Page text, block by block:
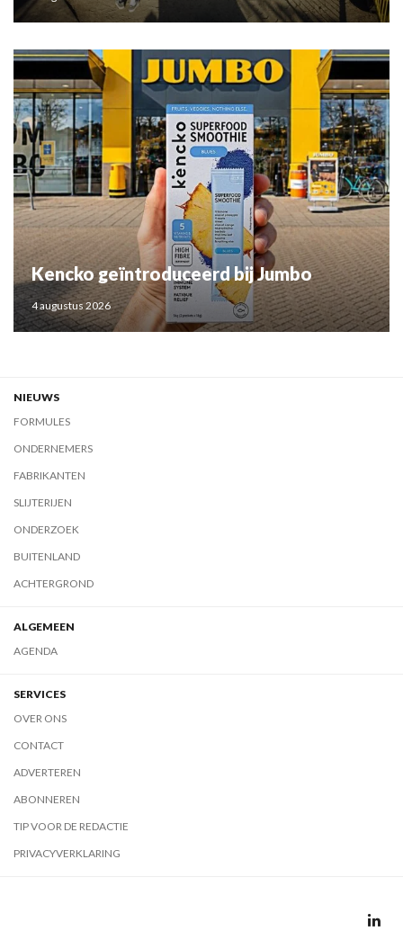
Kencko geïntroduceerd bij Jumbo
4 augustus 2026
NIEUWS
FORMULES
ONDERNEMERS
FABRIKANTEN
SLIJTERIJEN
ONDERZOEK
BUITENLAND
ACHTERGROND
ALGEMEEN
AGENDA
SERVICES
OVER ONS
CONTACT
ADVERTEREN
ABONNEREN
TIP VOOR DE REDACTIE
PRIVACYVERKLARING